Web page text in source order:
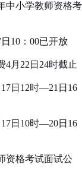
中小学教师资格考
10：00已开放
4月22日24时截止
日12时—21日16
日10时—20日16
资格考试面试公